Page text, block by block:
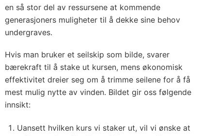
en så stor del av ressursene at kommende
generasjoners muligheter til å dekke sine behov
undergraves.
Hvis man bruker et seilskip som bilde, svarer
bærekraft til å stake ut kursen, mens økonomisk
effektivitet dreier seg om å trimme seilene for å få
mest mulig nytte av vinden. Bildet gir oss følgende
innsikt:
Uansett hvilken kurs vi staker ut, vil vi ønske at